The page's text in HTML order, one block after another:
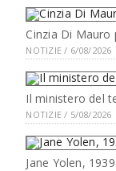
Cinzia Di Mauro
NOTIZIE / 6/08/2026
Il ministero del
NOTIZIE / 5/08/2026
Jane Yolen,